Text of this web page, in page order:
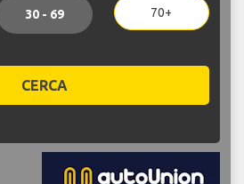
30 - 69 70+
CERCA